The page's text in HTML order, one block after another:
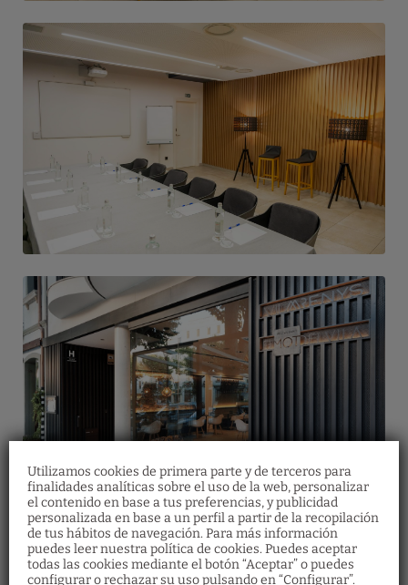
Utilizamos cookies de primera parte y de terceros para
finalidades analíticas sobre el uso de la web, personalizar
el contenido en base a tus preferencias, y publicidad
personalizada en base a un perfil a partir de la recopilación
de tus hábitos de navegación. Para más información
puedes leer nuestra política de cookies. Puedes aceptar
todas las cookies mediante el botón “Aceptar” o puedes
configurar o rechazar su uso pulsando en “Configurar”.
Restaurante
Haz tu reserva en el restaurante
Bonos regalo
Descubre nuestros bonos regalo y ofrece a